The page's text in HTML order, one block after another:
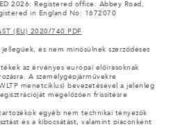
2026: Registered office: Abbey Road,
in England No: 1672070
(EU) 2020/740 PDF
és nem minősülnek szerződéses
az érvényes európai előírásoknak
A személygépjárművekre
menetciklus) bevezetésével a jelenleg
megelőzően frissítésre
egyéb nem technikai tényezők
és a kibocsátást, valamint piaconként